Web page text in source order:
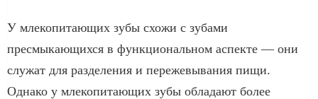
У млекопитающих зубы схожи с зубами
пресмыкающихся в функциональном аспекте — они
служат для разделения и пережевывания пищи.
Однако у млекопитающих зубы обладают более